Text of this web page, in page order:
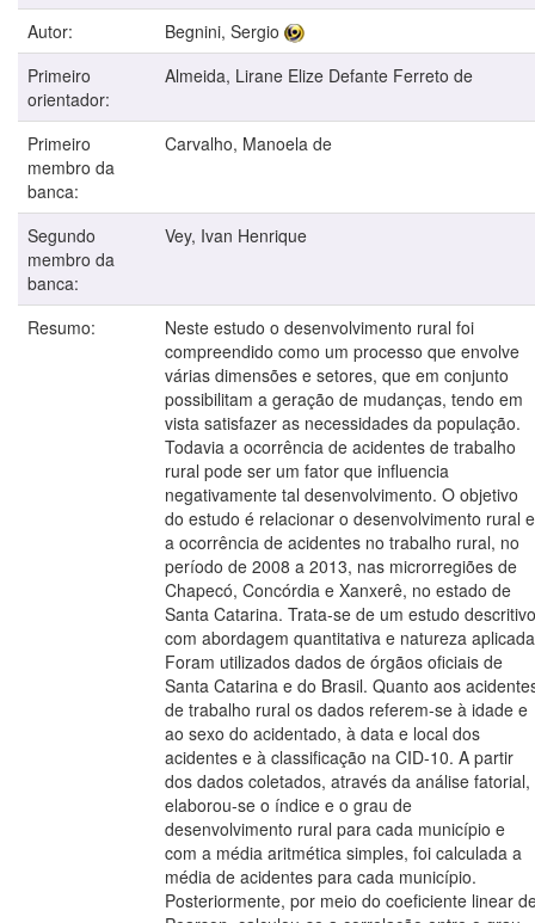
Autor:
Begnini, Sergio
Primeiro
orientador:
Almeida, Lirane Elize Defante Ferreto de
Primeiro
membro da
banca:
Carvalho, Manoela de
Segundo
membro da
banca:
Vey, Ivan Henrique
Resumo:
Neste estudo o desenvolvimento rural foi
compreendido como um processo que envolve
várias dimensões e setores, que em conjunto
possibilitam a geração de mudanças, tendo em
vista satisfazer as necessidades da população.
Todavia a ocorrência de acidentes de trabalho
rural pode ser um fator que influencia
negativamente tal desenvolvimento. O objetivo
do estudo é relacionar o desenvolvimento rural e
a ocorrência de acidentes no trabalho rural, no
período de 2008 a 2013, nas microrregiões de
Chapecó, Concórdia e Xanxerê, no estado de
Santa Catarina. Trata-se de um estudo descritivo
com abordagem quantitativa e natureza
Foram utilizados dados de órgãos oficiais de
Santa Catarina e do Brasil. Quanto aos
de trabalho rural os dados referem-se à idade e
ao sexo do acidentado, à data e local dos
acidentes e à classificação na CID-10. A partir
dos dados coletados, através da análise fatorial,
elaborou-se o índice e o grau de
desenvolvimento rural para cada município e
com a média aritmética simples, foi calculada a
média de acidentes para cada município.
Posteriormente, por meio do coeficiente linear